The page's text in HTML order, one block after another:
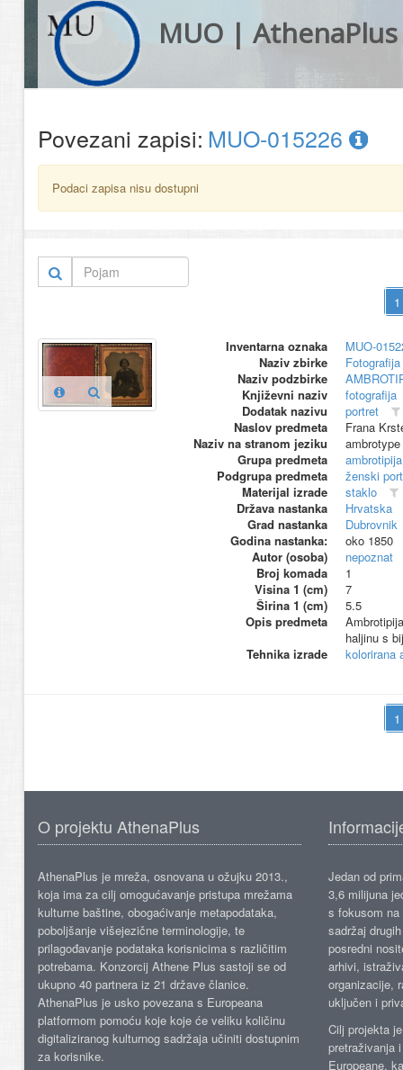
MUO | AthenaPlus
Povezani zapisi: MUO-015226
Podaci zapisa nisu dostupni
Inventarna oznaka
MUO-
Naziv zbirke
Naziv podzbirke
Književni naziv
fotografija
Dodatak nazivu
portret
Naslov predmeta
Frana
Naziv na stranom jeziku
ambrotype
Grupa predmeta
ambrotipija
Podgrupa predmeta
ženski
Materijal izrade
staklo
Država nastanka
Hrvatska
Grad nastanka
Dubrovnik
Godina nastanka:
oko 1850
Autor (osoba)
nepoznat
Broj komada
1
Visina 1 (cm)
7
Širina 1 (cm)
5.5
Opis predmeta
haljinu s
Tehnika izrade
kolorirana
O projektu AthenaPlus
AthenaPlus je mreža, osnovana u ožujku 2013.,
koja ima za cilj omogućavanje pristupa mrežama
kulturne baštine, obogaćivanje metapodataka,
poboljšanje višejezične terminologije, te
prilagođavanje podataka korisnicima s različitim
potrebama. Konzorcij Athene Plus sastoji se od
ukupno 40 partnera iz 21 države članice.
AthenaPlus je usko povezana s Europeana
platformom pomoću koje koje će veliku količinu
digitaliziranog kulturnog sadržaja učiniti dostupnim
za korisnike.
Jedan od
3,6 milijuna
s fokusom
sadržaj
posredni
arhivi,
organizacije,
uključen i
Cilj projekta
pretraživanja
Europeane,